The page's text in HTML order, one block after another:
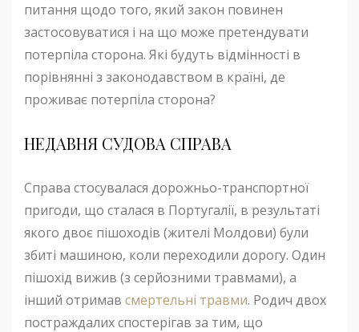
питання щодо того, який закон повинен
застосовуватися і на що може претендувати
потерпіла сторона. Які будуть відмінності в
порівнянні з законодавством в країні, де
проживає потерпіла сторона?
НЕДАВНЯ СУДОВА СПРАВА
Справа стосувалася дорожньо-транспортної
пригоди, що сталася в Португалії, в результаті
якого двоє пішоходів (жителі Молдови) були
збиті машиною, коли переходили дорогу. Один
пішохід вижив (з серйозними травмами), а
інший отримав смертельні травми. Родич двох
постраждалих спостерігав за тим, що